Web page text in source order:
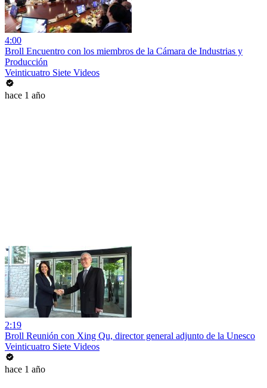
4:00
Broll Encuentro con los miembros de la Cámara de Industrias y
Producción
Veinticuatro Siete Videos
hace 1 año
2:19
Broll Reunión con Xing Qu, director general adjunto de la Unesco
Veinticuatro Siete Videos
hace 1 año